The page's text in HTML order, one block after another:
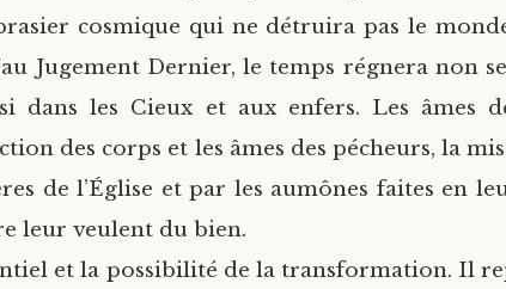
cosmique qui ne détruira pas le
Jugement Dernier, le temps régnera non
dans les Cieux et aux enfers. Les âmes
des corps et les âmes des pécheurs, la
de l’Église et par les aumônes faites en
leur veulent du bien.
et la possibilité de la transformation. Il